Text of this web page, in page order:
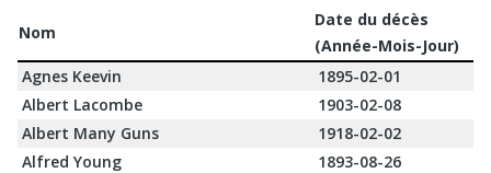
Nom
Date du décès
(Année-Mois-Jour)
Agnes Keevin
1895-02-01
Albert Lacombe
1903-02-08
Albert Many Guns
1918-02-02
Alfred Young
1893-08-26